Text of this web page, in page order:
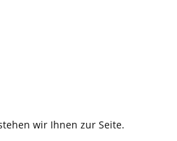
wir Ihnen zur Seite.